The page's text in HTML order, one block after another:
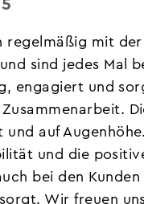
regelmäßig mit der
sind jedes Mal
engagiert und
und auf
und die
bei den
Wir freuen